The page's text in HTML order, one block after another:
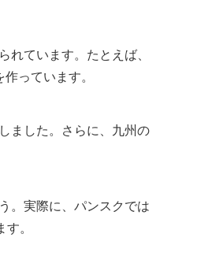
れています。たとえば、
っています。
ました。さらに、九州の
。実際に、パンスクでは
。